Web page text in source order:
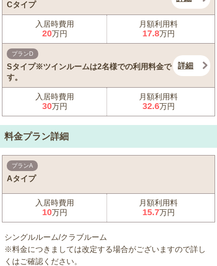
Cタイプ
入居時費用
20万円
月額利用料
17.8万円
プランD
Sタイプ※ツインルームは2名様での利用料金で
す。
詳細
入居時費用
30万円
月額利用料
32.6万円
料金プラン詳細
プランA
Aタイプ
入居時費用
10万円
月額利用料
15.7万円
シングルルーム/クラブルーム
※料金につきましては改定する場合がございますので詳し
くはご確認ください。